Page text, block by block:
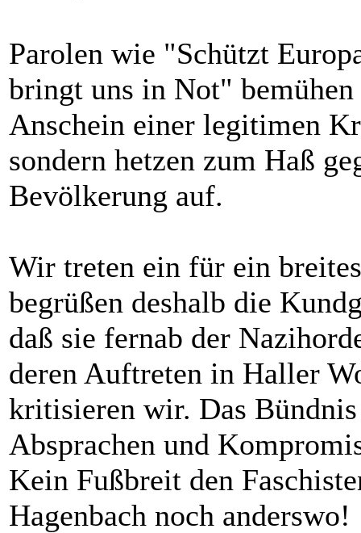
Parolen wie "Schützt
bringt uns in Not"
Anschein einer legitimen
sondern hetzen zum Haß
Bevölkerung auf.
Wir treten ein für ein
begrüßen deshalb die
daß sie fernab der
deren Auftreten in Haller
kritisieren wir. Das
Absprachen und
Kein Fußbreit den
Hagenbach noch anderswo!